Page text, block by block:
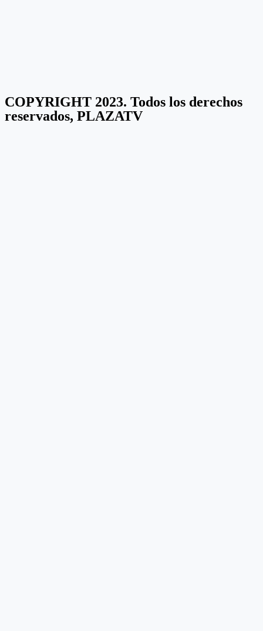
COPYRIGHT 2023. Todos los derechos
reservados, PLAZATV